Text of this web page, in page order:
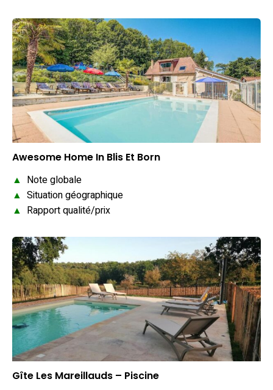
Awesome Home In Blis Et Born
▲ Note globale
▲ Situation géographique
▲ Rapport qualité/prix
Gîte Les Mareillauds – Piscine